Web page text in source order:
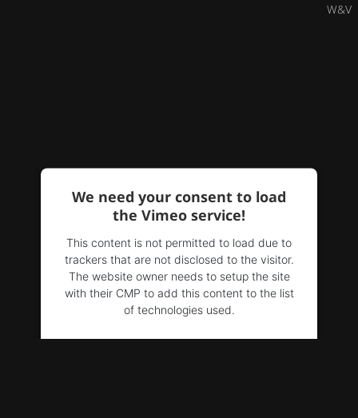
W&V
We need your consent to load
the Vimeo service!
This content is not permitted to load due to
trackers that are not disclosed to the visitor.
The website owner needs to setup the site
with their CMP to add this content to the list
of technologies used.
Powered byUsercentrics Consent